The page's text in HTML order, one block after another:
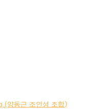
(양동근 조인성 조합)